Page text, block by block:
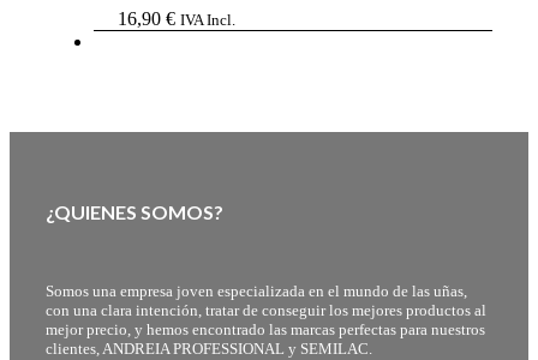
16,90 € IVA Incl.
¿QUIENES SOMOS?
Somos una empresa joven especializada en el mundo de las uñas,
con una clara intención, tratar de conseguir los mejores productos al
mejor precio, y hemos encontrado las marcas perfectas para nuestros
clientes, ANDREIA PROFESSIONAL y SEMILAC.